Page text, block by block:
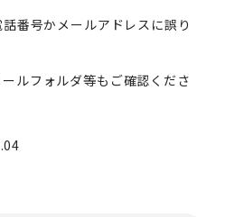
番号かメールアドレスに誤り
ルフォルダ等もご確認くださ